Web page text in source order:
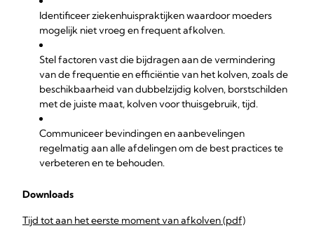
Identificeer ziekenhuispraktijken waardoor moeders
mogelijk niet vroeg en frequent afkolven.
Stel factoren vast die bijdragen aan de vermindering
van de frequentie en efficiëntie van het kolven, zoals de
beschikbaarheid van dubbelzijdig kolven, borstschilden
met de juiste maat, kolven voor thuisgebruik, tijd.
Communiceer bevindingen en aanbevelingen
regelmatig aan alle afdelingen om de best practices te
verbeteren en te behouden.
Downloads
Tijd tot aan het eerste moment van afkolven (pdf)